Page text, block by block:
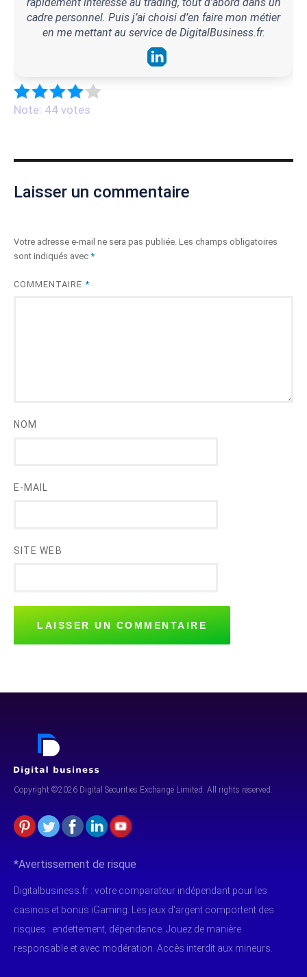
Régulé et agréé par l’AMF
Plateforme de trading optimisée et ergonomique
Pas de commissions sur les comptes classiques
Bonne sélection de crypto-monnaies
cadre personnel. Puis j’ai choisi d’en faire mon métier
en me mettant au service de DigitalBusiness.fr.
Note: 44 votes
Laisser un commentaire
Votre adresse e-mail ne sera pas publiée. Les champs obligatoires
sont indiqués avec *
COMMENTAIRE *
NOM
E-MAIL
SITE WEB
Copyright ©2026 Digital Securities Exchange Limited. All rights reserved.
*Avertissement de risque
Digitalbusiness.fr : votre comparateur indépendant pour les
casinos et bonus iGaming. Les jeux d'argent comportent des
risques : endettement, dépendance. Jouez de manière
responsable et avec modération. Accès interdit aux mineurs.